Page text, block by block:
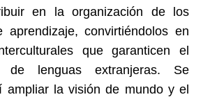
en la organización de los
aprendizaje, convirtiéndolos en
que garanticen el
de lenguas extranjeras. Se
ampliar la visión de mundo y el